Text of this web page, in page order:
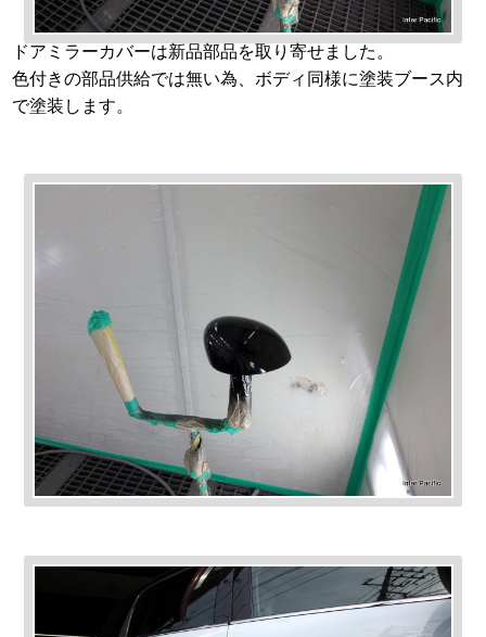
ドアミラーカバーは新品部品を取り寄せました。
色付きの部品供給では無い為、ボディ同様に塗装ブース内
で塗装します。